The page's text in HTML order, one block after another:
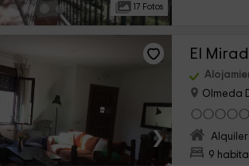
17 Fotos
›
El
Olmeda
9